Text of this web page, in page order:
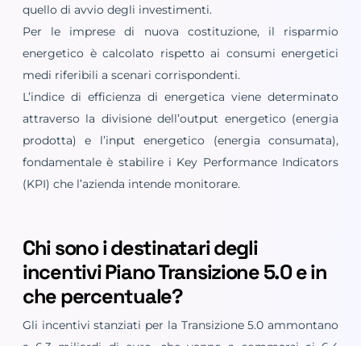
quello di avvio degli investimenti.
Per le imprese di nuova costituzione, il risparmio
energetico è calcolato rispetto ai consumi energetici
medi riferibili a scenari corrispondenti.
L’indice di efficienza di energetica viene determinato
attraverso la divisione dell’output energetico (energia
prodotta) e l’input energetico (energia consumata),
fondamentale è stabilire i Key Performance Indicators
(KPI) che l’azienda intende monitorare.
Chi sono i destinatari degli
incentivi Piano Transizione 5.0 e in
che percentuale?
Gli incentivi stanziati per la Transizione 5.0 ammontano